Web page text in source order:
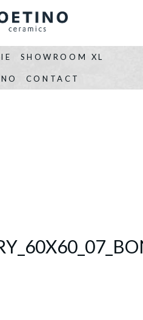
SHOWROOM XL
CONTACT